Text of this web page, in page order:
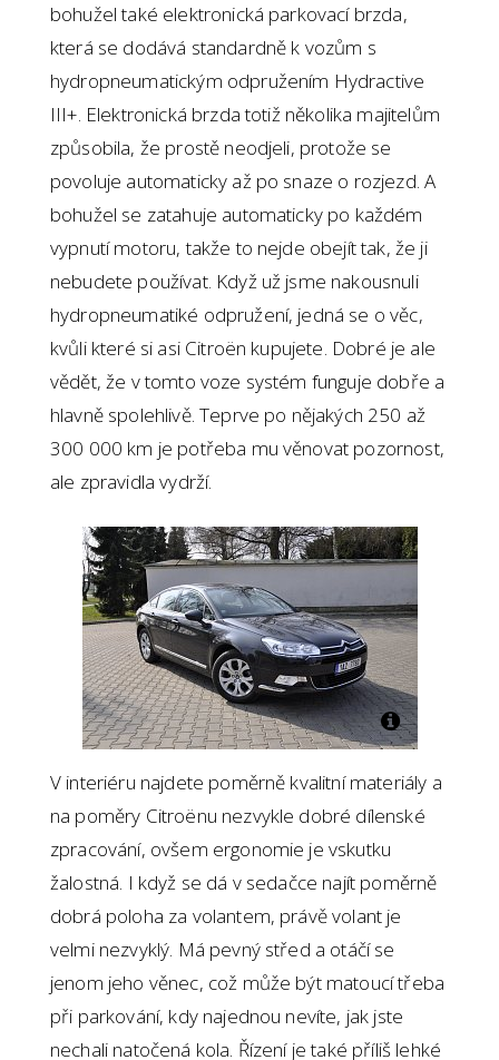
bohužel také elektronická parkovací brzda,
která se dodává standardně k vozům s
hydropneumatickým odpružením Hydractive
III+. Elektronická brzda totiž několika majitelům
způsobila, že prostě neodjeli, protože se
povoluje automaticky až po snaze o rozjezd. A
bohužel se zatahuje automaticky po každém
vypnutí motoru, takže to nejde obejít tak, že ji
nebudete používat. Když už jsme nakousnuli
hydropneumatiké odpružení, jedná se o věc,
kvůli které si asi Citroën kupujete. Dobré je ale
vědět, že v tomto voze systém funguje dobře a
hlavně spolehlivě. Teprve po nějakých 250 až
300 000 km je potřeba mu věnovat pozornost,
ale zpravidla vydrží.
V interiéru najdete poměrně kvalitní materiály a
na poměry Citroënu nezvykle dobré dílenské
zpracování, ovšem ergonomie je vskutku
žalostná. I když se dá v sedačce najít poměrně
dobrá poloha za volantem, právě volant je
velmi nezvyklý. Má pevný střed a otáčí se
jenom jeho věnec, což může být matoucí třeba
při parkování, kdy najednou nevíte, jak jste
nechali natočená kola. Řízení je také příliš lehké